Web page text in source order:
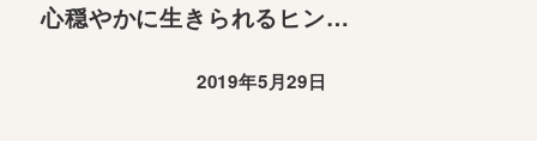
心穏やかに生きられるヒン…
2019年5月29日